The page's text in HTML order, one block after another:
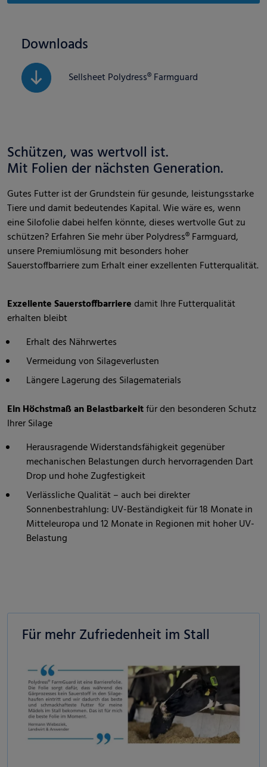
Downloads
Sellsheet Polydress® Farmguard
Schützen, was wertvoll ist.
Mit Folien der nächsten Generation.
Gutes Futter ist der Grundstein für gesunde, leistungsstarke
Tiere und damit bedeutendes Kapital. Wie wäre es, wenn
eine Silofolie dabei helfen könnte, dieses wertvolle Gut zu
schützen? Erfahren Sie mehr über Polydress® Farmguard,
unsere Premiumlösung mit besonders hoher
Sauerstoffbarriere zum Erhalt einer exzellenten Futterqualität.
Exzellente Sauerstoffbarrieredamit Ihre Futterqualität
erhalten bleibt
Erhalt des Nährwertes
Vermeidung von Silageverlusten
Längere Lagerung des Silagematerials
Ein Höchstmaß an Belastbarkeitfür den besonderen Schutz
Ihrer Silage
Herausragende Widerstandsfähigkeit gegenüber
mechanischen Belastungen durch hervorragenden Dart
Drop und hohe Zugfestigkeit
Verlässliche Qualität – auch bei direkter
Sonnenbestrahlung: UV-Beständigkeit für 18 Monate in
Mitteleuropa und 12 Monate in Regionen mit hoher UV-
Belastung
Für mehr Zufriedenheit im Stall